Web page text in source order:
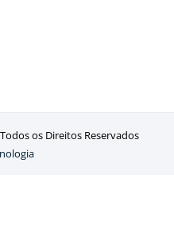
os Direitos Reservados